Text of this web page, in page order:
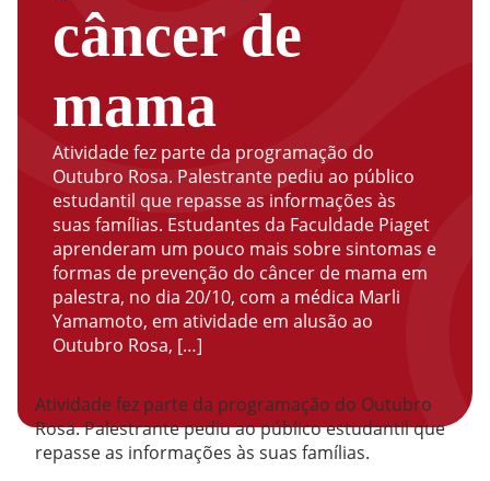
câncer de
mama
Atividade fez parte da programação do
Outubro Rosa. Palestrante pediu ao público
estudantil que repasse as informações às
suas famílias. Estudantes da Faculdade Piaget
aprenderam um pouco mais sobre sintomas e
formas de prevenção do câncer de mama em
palestra, no dia 20/10, com a médica Marli
Yamamoto, em atividade em alusão ao
Outubro Rosa, […]
Atividade fez parte da programação do Outubro
Rosa. Palestrante pediu ao público estudantil que
repasse as informações às suas famílias.